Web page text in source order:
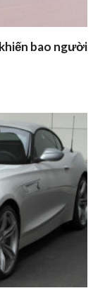
bao người